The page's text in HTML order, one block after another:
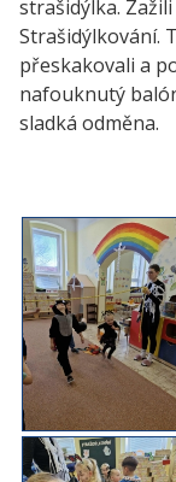
strašidýlka.
Strašidýlkování.
přeskakovali a
nafouknutý
sladká odměna.